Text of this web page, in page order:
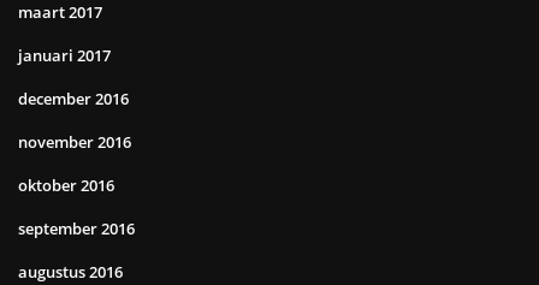
maart 2017
januari 2017
december 2016
november 2016
oktober 2016
september 2016
augustus 2016